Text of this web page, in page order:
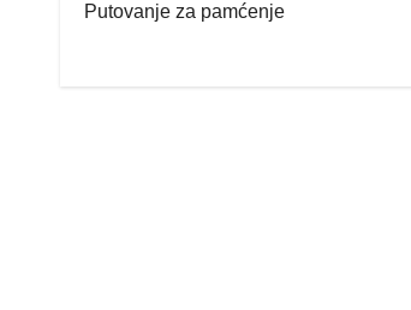
Putovanje za pamćenje